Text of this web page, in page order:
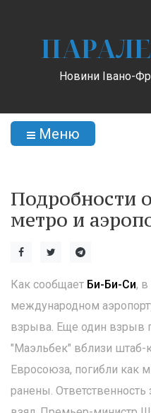
Новини Івано-
Меню
Подробности
метро и
Как сообщает Би-Би-Си,
международном
взрыва. Еще один взрыв
"Маэльбек" вблизи штаб-
Евросоюза, погибли как
ранены. Ответственность